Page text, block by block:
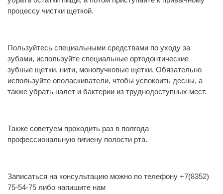
процессу чистки щеткой.
Пользуйтесь специальными средствами по уходу за
зубами, используйте специальные ортодонтические
зубные щетки, нити, монопучковые щетки. Обязательно
используйте ополаскиватели, чтобы успокоить десны, а
также убрать налет и бактерии из труднодоступных мест.
Также советуем проходить раз в полгода
профессиональную гигиену полости рта.
Записаться на консультацию можно по телефону +7(8352)
75-54-75 либо напишите нам